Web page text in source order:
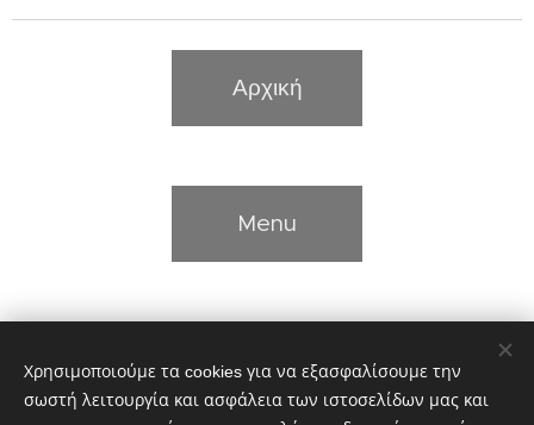
Αρχική
Menu
Επικοινωνία
Χρησιμοποιούμε τα cookies για να εξασφαλίσουμε την
σωστή λειτουργία και ασφάλεια των ιστοσελίδων μας και